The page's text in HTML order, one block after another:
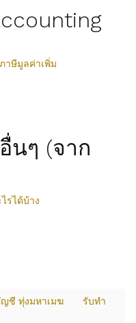
าษีมูลค่าเพิ่ม
นๆ (จาก
รได้บ้าง
ชี ทุ่งมหาเมฆ
รับทำ